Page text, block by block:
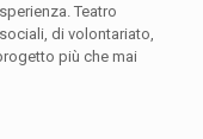
Teatro
di volontariato,
più che mai